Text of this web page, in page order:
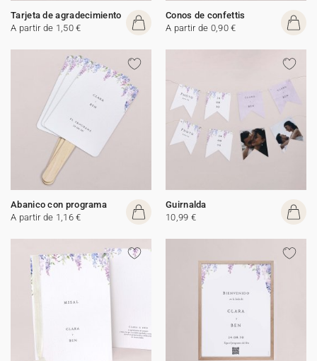
Tarjeta de agradecimiento
A partir de 1,50 €
Conos de confettis
A partir de 0,90 €
Abanico con programa
A partir de 1,16 €
Guirnalda
10,99 €